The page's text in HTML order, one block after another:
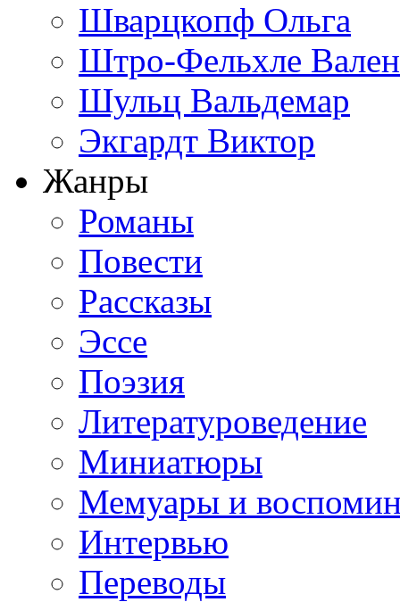
Шварцкопф Ольга
Штро-Фельхле
Шульц Вальдемар
Экгардт Виктор
Жанры
Романы
Повести
Рассказы
Эссе
Поэзия
Литературоведение
Миниатюры
Мемуары и
Интервью
Переводы